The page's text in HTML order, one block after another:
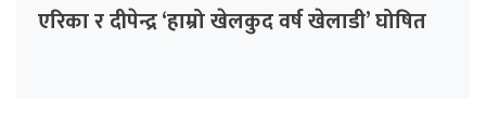
एरिका र दीपेन्द्र ‘हाम्रो खेलकुद वर्ष खेलाडी’ घोषित